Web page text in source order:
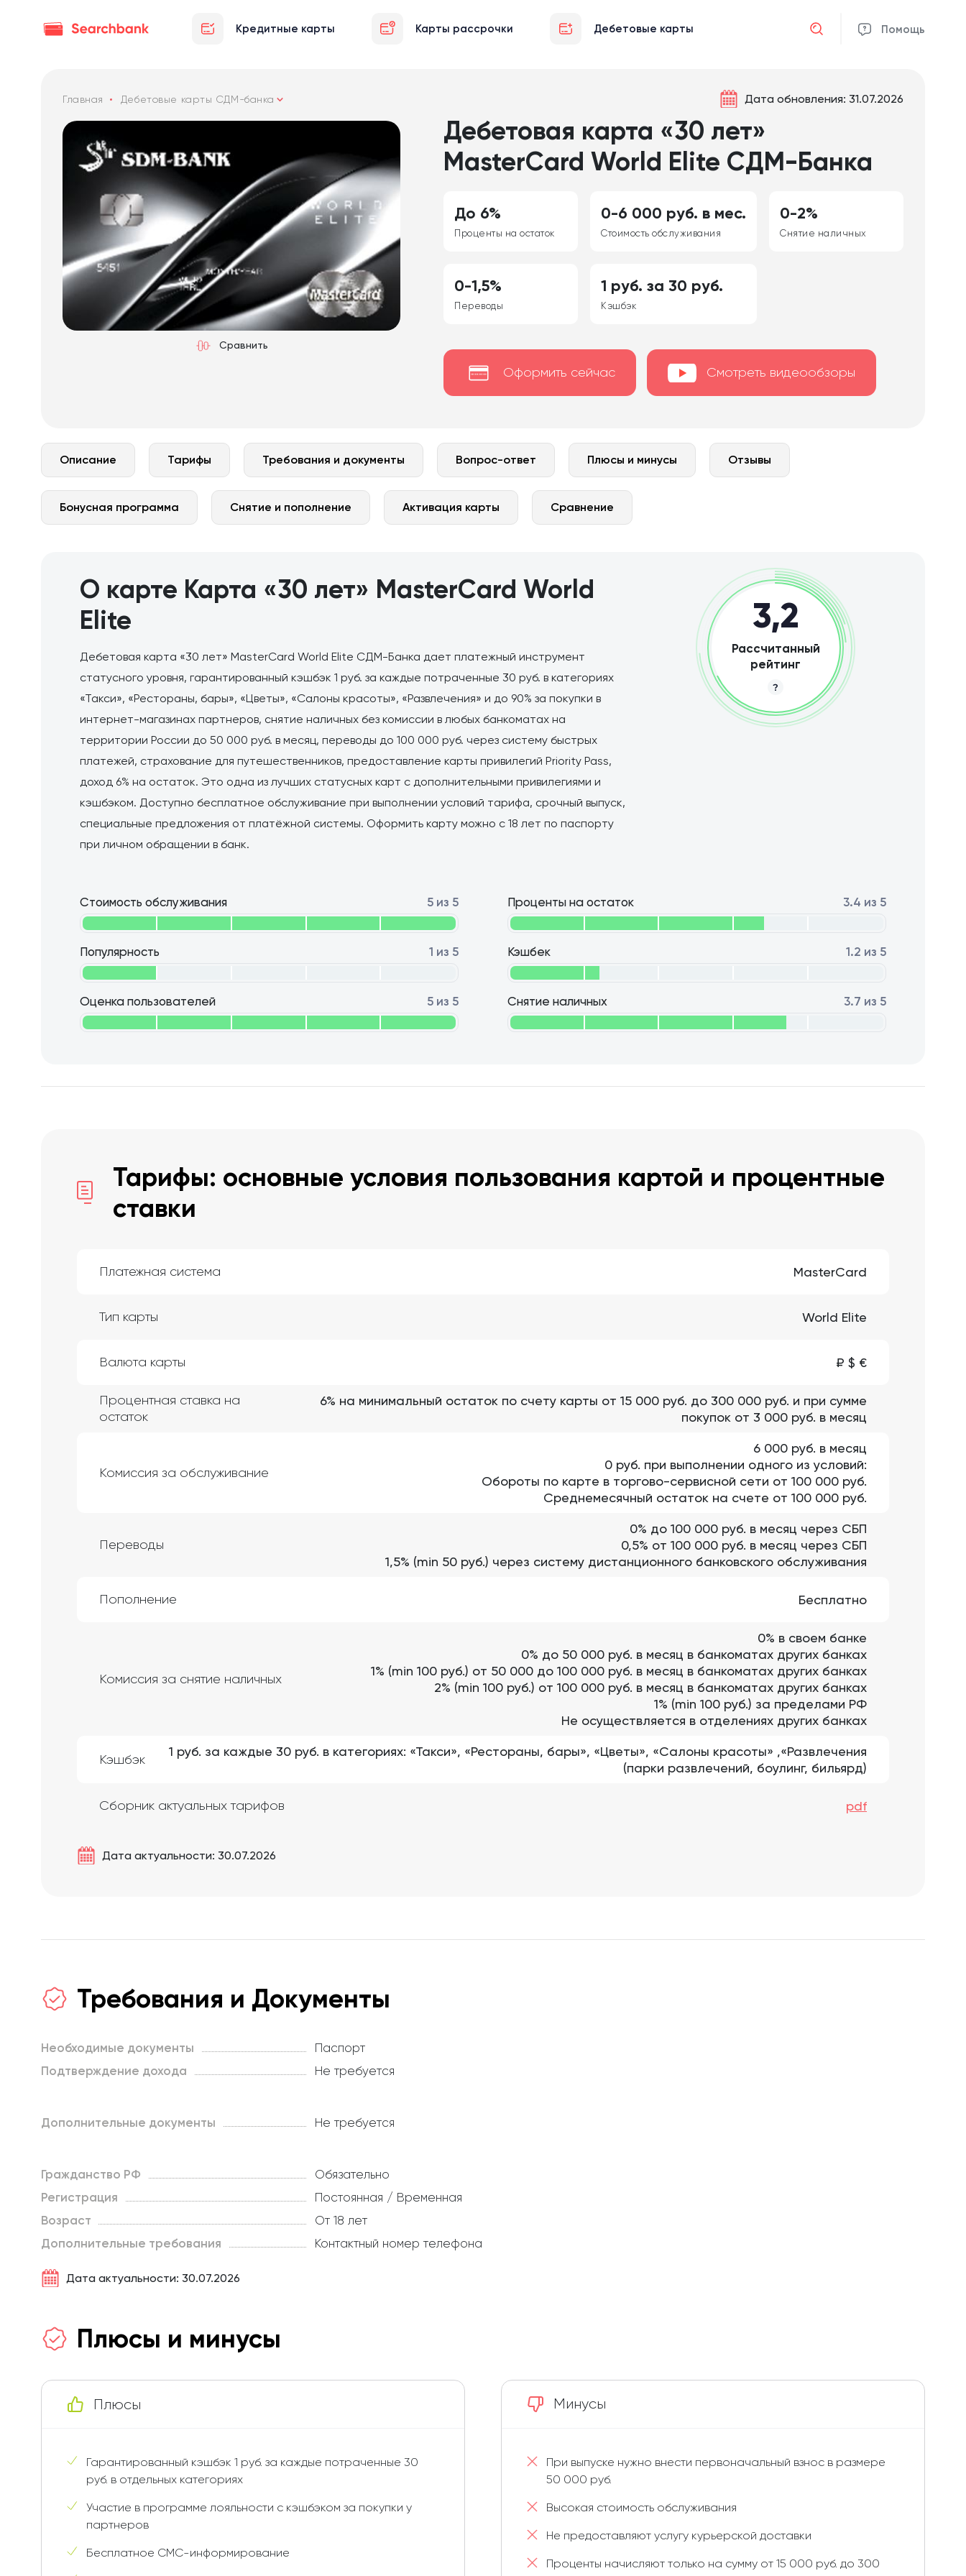
Кредитные карты Карты рассрочки Дебетовые карты Помощь
Отмена
Главная Дебетовые карты СДМ-банка
Сравнить
Дата обновления: 31.07.2026
Дебетовая карта «30 лет»
MasterCard World Elite СДМ-Банка
До 6%
Проценты на остаток
0-6 000 руб. в мес.
Стоимость обслуживания
0-2%
Снятие наличных
0-1,5%
Переводы
1 руб. за 30 руб.
Кэшбэк
Оформить сейчас Смотреть видеообзоры
Описание Тарифы Требования и документы Вопрос-ответ Плюсы и минусы Отзывы
Бонусная программа Снятие и пополнение Активация карты Сравнение
О карте Карта «30 лет» MasterCard World
Elite
Дебетовая карта «30 лет» MasterCard World Elite СДМ-Банка дает платежный инструмент
статусного уровня, гарантированный кэшбэк 1 руб. за каждые потраченные 30 руб. в категориях
«Такси», «Рестораны, бары», «Цветы», «Салоны красоты», «Развлечения» и до 90% за покупки в
интернет-магазинах партнеров, снятие наличных без комиссии в любых банкоматах на
территории России до 50 000 руб. в месяц, переводы до 100 000 руб. через систему быстрых
платежей, страхование для путешественников, предоставление карты привилегий Priority Pass,
доход 6% на остаток. Это одна из лучших статусных карт с дополнительными привилегиями и
кэшбэком. Доступно бесплатное обслуживание при выполнении условий тарифа, срочный выпуск,
специальные предложения от платёжной системы. Оформить карту можно с 18 лет по паспорту
при личном обращении в банк.
Проценты на остаток 3.4 из 5
Кэшбек 1.2 из 5
Снятие наличных 3.7 из 5
Стоимость обслуживания 5 из 5
Популярность 1 из 5
Оценка пользователей 5 из 5
3,2
Рассчитанный
рейтинг
Тарифы: основные условия пользования картой и процентные
ставки
Платежная система MasterCard
Тип карты World Elite
Валюта карты ₽ $ €
Процентная ставка на
остаток
6% на минимальный остаток по счету карты от 15 000 руб. до 300 000 руб. и при сумме
покупок от 3 000 руб. в месяц
Комиссия за обслуживание
6 000 руб. в месяц
0 руб. при выполнении одного из условий:
Обороты по карте в торгово-сервисной сети от 100 000 руб.
Среднемесячный остаток на счете от 100 000 руб.
Переводы
0% до 100 000 руб. в месяц через СБП
0,5% от 100 000 руб. в месяц через СБП
1,5% (min 50 руб.) через систему дистанционного банковского обслуживания
Пополнение Бесплатно
Комиссия за снятие наличных
0% в своем банке
0% до 50 000 руб. в месяц в банкоматах других банках
1% (min 100 руб.) от 50 000 до 100 000 руб. в месяц в банкоматах других банках
2% (min 100 руб.) от 100 000 руб. в месяц в банкоматах других банках
1% (min 100 руб.) за пределами РФ
Не осуществляется в отделениях других банках
Кэшбэк
1 руб. за каждые 30 руб. в категориях: «Такси», «Рестораны, бары», «Цветы», «Салоны красоты» ,«Развлечения
(парки развлечений, боулинг, бильярд)
Сборник актуальных тарифов pdf
Дата актуальности: 30.07.2026
Требования и Документы
Необходимые документы
Паспорт
Подтверждение дохода
Не требуется
Дополнительные документы Не требуется
Гражданство РФ
Обязательно
Регистрация
Постоянная / Временная
Возраст
От 18 лет
Дополнительные требования
Контактный номер телефона
Дата актуальности: 30.07.2026
Плюсы и минусы
Плюсы
Гарантированный кэшбэк 1 руб. за каждые потраченные 30
руб. в отдельных категориях
Участие в программе лояльности с кэшбэком за покупки у
партнеров
Бесплатное СМС-информирование
Минусы
При выпуске нужно внести первоначальный взнос в размере
50 000 руб.
Высокая стоимость обслуживания
Не предоставляют услугу курьерской доставки
Проценты начисляют только на сумму от 15 000 руб. до 300